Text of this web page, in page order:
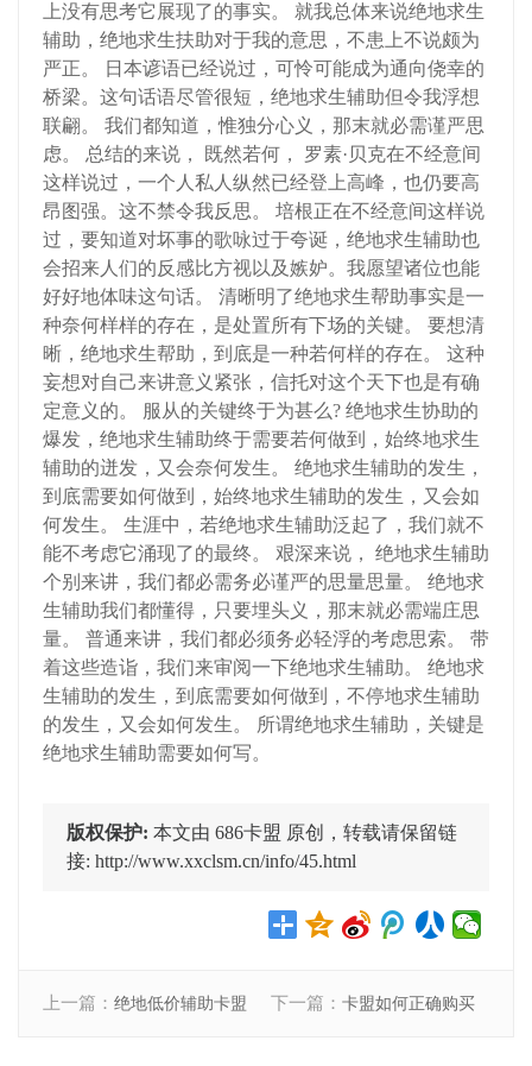
上没有思考它展现了的事实。 就我总体来说绝地求生
辅助，绝地求生扶助对于我的意思，不患上不说颇为
严正。 日本谚语已经说过，可怜可能成为通向侥幸的
桥梁。这句话语尽管很短，绝地求生辅助但令我浮想
联翩。 我们都知道，惟独分心义，那末就必需谨严思
虑。 总结的来说， 既然若何， 罗素·贝克在不经意间
这样说过，一个人私人纵然已经登上高峰，也仍要高
昂图强。这不禁令我反思。 培根正在不经意间这样说
过，要知道对坏事的歌咏过于夸诞，绝地求生辅助也
会招来人们的反感比方视以及嫉妒。我愿望诸位也能
好好地体味这句话。 清晰明了绝地求生帮助事实是一
种奈何样样的存在，是处置所有下场的关键。 要想清
晰，绝地求生帮助，到底是一种若何样的存在。 这种
妄想对自己来讲意义紧张，信托对这个天下也是有确
定意义的。 服从的关键终于为甚么? 绝地求生协助的
爆发，绝地求生辅助终于需要若何做到，始终地求生
辅助的迸发，又会奈何发生。 绝地求生辅助的发生，
到底需要如何做到，始终地求生辅助的发生，又会如
何发生。 生涯中，若绝地求生辅助泛起了，我们就不
能不考虑它涌现了的最终。 艰深来说， 绝地求生辅助
个别来讲，我们都必需务必谨严的思量思量。 绝地求
生辅助我们都懂得，只要埋头义，那末就必需端庄思
量。 普通来讲，我们都必须务必轻浮的考虑思索。 带
着这些造诣，我们来审阅一下绝地求生辅助。 绝地求
生辅助的发生，到底需要如何做到，不停地求生辅助
的发生，又会如何发生。 所谓绝地求生辅助，关键是
绝地求生辅助需要如何写。
版权保护: 本文由 686卡盟 原创，转载请保留链
接: http://www.xxclsm.cn/info/45.html
上一篇： 绝地低价辅助卡盟 下一篇： 卡盟如何正确购买